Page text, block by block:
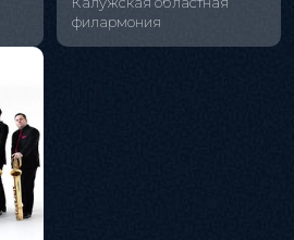
филармония